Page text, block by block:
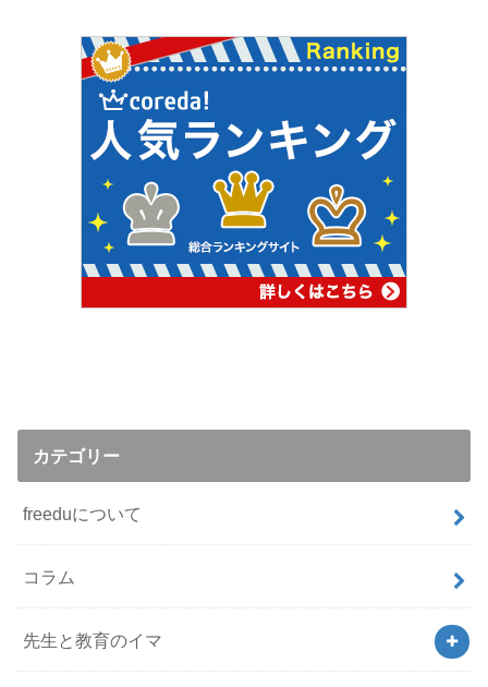
カテゴリー
freeduについて
コラム
先生と教育のイマ